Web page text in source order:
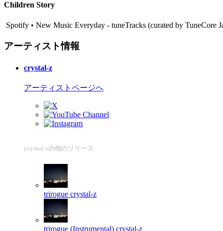
Children Story
Spotify • New Music Everyday - tuneTracks (curated by TuneCore
アーティスト情報
crystal-z
アーティストページへ
crystal-zの他のリリース
trirogue crystal-z
trirogue (Instrumental) crystal-z